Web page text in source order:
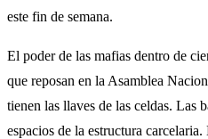
este fin de semana.
El poder de las mafias dentro de
que reposan en la Asamblea
tienen las llaves de las celdas. Las
espacios de la estructura